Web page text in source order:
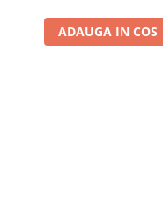
ADAUGA IN COS